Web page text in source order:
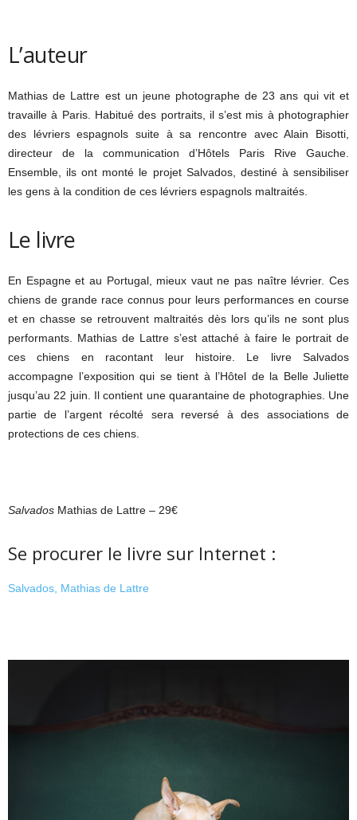
L’auteur
Mathias de Lattre est un jeune photographe de 23 ans qui vit et
travaille à Paris. Habitué des portraits, il s’est mis à photographier
des lévriers espagnols suite à sa rencontre avec Alain Bisotti,
directeur de la communication d’Hôtels Paris Rive Gauche.
Ensemble, ils ont monté le projet Salvados, destiné à sensibiliser
les gens à la condition de ces lévriers espagnols maltraités.
Le livre
En Espagne et au Portugal, mieux vaut ne pas naître lévrier. Ces
chiens de grande race connus pour leurs performances en course
et en chasse se retrouvent maltraités dès lors qu’ils ne sont plus
performants. Mathias de Lattre s’est attaché à faire le portrait de
ces chiens en racontant leur histoire. Le livre Salvados
accompagne l’exposition qui se tient à l’Hôtel de la Belle Juliette
jusqu’au 22 juin. Il contient une quarantaine de photographies. Une
partie de l’argent récolté sera reversé à des associations de
protections de ces chiens.
Salvados Mathias de Lattre – 29€
Se procurer le livre sur Internet :
Salvados, Mathias de Lattre